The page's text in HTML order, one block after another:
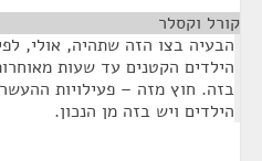
קורל וקסלר
הבעיה בצו הזה שתהיה, אולי,
הילדים הקטנים עד שעות
בזה. חוץ מזה – פעילויות
הילדים ויש בזה מן הנכון.